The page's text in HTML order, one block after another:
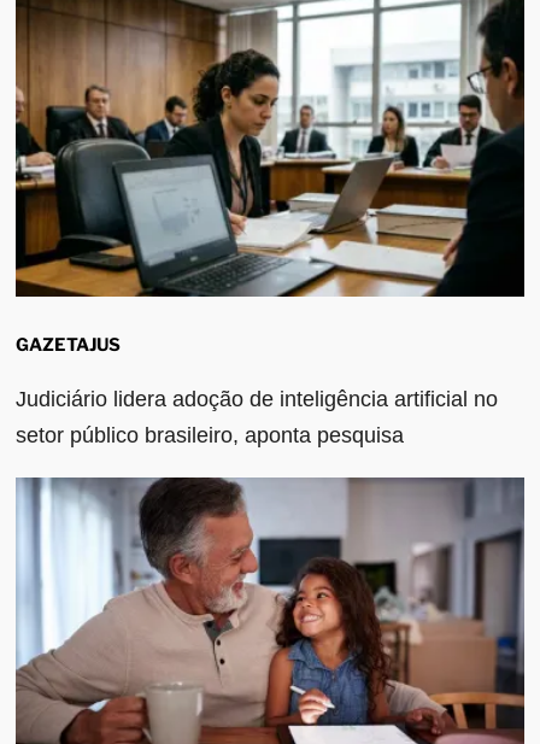
GAZETAJUS
Judiciário lidera adoção de inteligência artificial no
setor público brasileiro, aponta pesquisa